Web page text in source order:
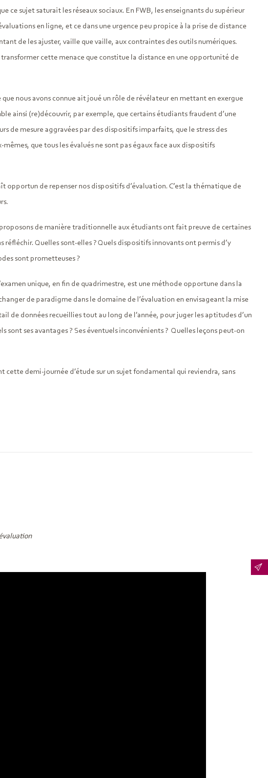
ce sujet saturait les réseaux sociaux. En FWB, les enseignants du supérieur
en ligne, et ce dans une urgence peu propice à la prise de distance
de les ajuster, vaille que vaille, aux contraintes des outils numériques.
cette menace que constitue la distance en une opportunité de
nous avons connue ait joué un rôle de révélateur en mettant en exergue
ainsi (re)découvrir, par exemple, que certains étudiants fraudent d’une
de mesure aggravées par des dispositifs imparfaits, que le stress des
que tous les évalués ne sont pas égaux face aux dispositifs
opportun de repenser nos dispositifs d’évaluation. C’est la thématique de
de manière traditionnelle aux étudiants ont fait preuve de certaines
Quelles sont-elles ? Quels dispositifs innovants ont permis d’y
sont prometteuses ?
unique, en fin de quadrimestre, est une méthode opportune dans la
de paradigme dans le domaine de l’évaluation en envisageant la mise
de données recueillies tout au long de l’année, pour juger les aptitudes d’un
sont ses avantages ? Ses éventuels inconvénients ? Quelles leçons peut-on
cette demi-journée d’étude sur un sujet fondamental qui reviendra, sans